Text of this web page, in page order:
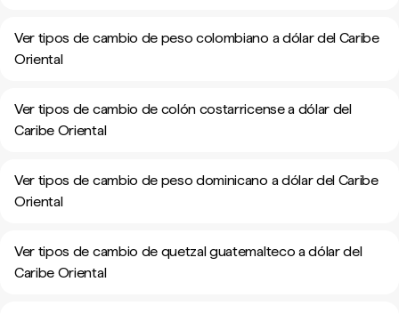
Ver tipos de cambio de peso colombiano a dólar del Caribe
Oriental
Ver tipos de cambio de colón costarricense a dólar del
Caribe Oriental
Ver tipos de cambio de peso dominicano a dólar del Caribe
Oriental
Ver tipos de cambio de quetzal guatemalteco a dólar del
Caribe Oriental